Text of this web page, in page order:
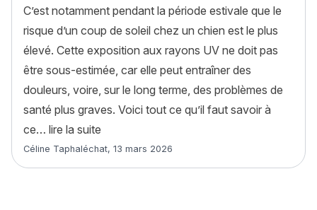
C’est notamment pendant la période estivale que le
risque d’un coup de soleil chez un chien est le plus
élevé. Cette exposition aux rayons UV ne doit pas
être sous-estimée, car elle peut entraîner des
douleurs, voire, sur le long terme, des problèmes de
santé plus graves. Voici tout ce qu’il faut savoir à
ce… lire la suite
Article rédigé par
Céline Taphaléchat, 13 mars 2026